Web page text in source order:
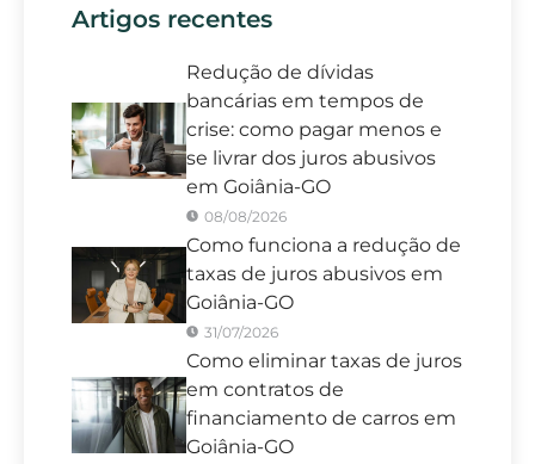
Artigos recentes
Redução de dívidas
bancárias em tempos de
crise: como pagar menos e
se livrar dos juros abusivos
em Goiânia-GO
08/08/2026
Como funciona a redução de
taxas de juros abusivos em
Goiânia-GO
31/07/2026
Como eliminar taxas de juros
em contratos de
financiamento de carros em
Goiânia-GO